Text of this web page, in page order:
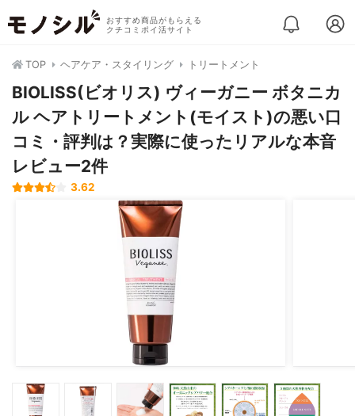
おすすめ商品がもらえる
クチコミポイ活サイト
TOP ヘアケア・スタイリング トリートメント
BIOLISS(ビオリス) ヴィーガニー ボタニカ
ル ヘアトリートメント(モイスト)の悪い口
コミ・評判は？実際に使ったリアルな本音
レビュー2件
3.62